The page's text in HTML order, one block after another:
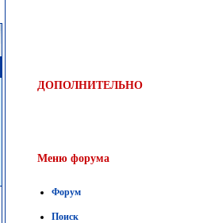
ДОПОЛНИТЕЛЬНО
Меню форума
Форум
Поиск